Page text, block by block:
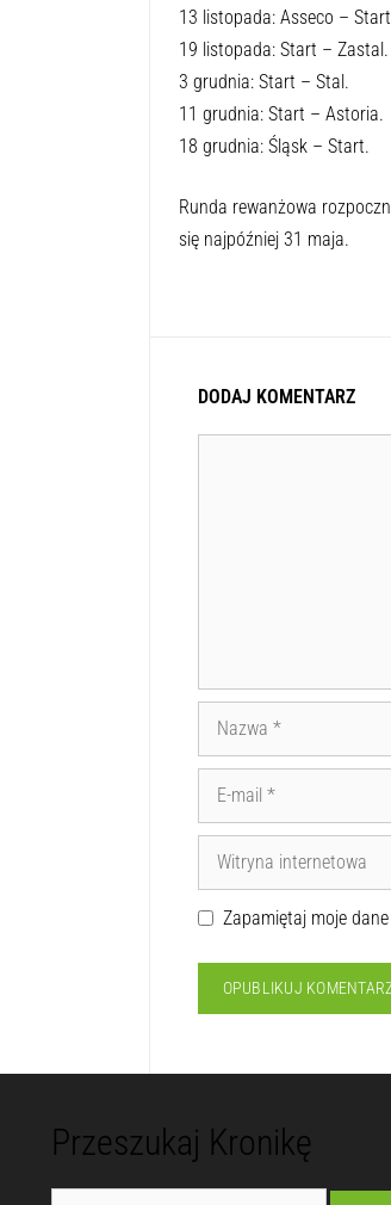
13 listopada: Asseco –
19 listopada: Start – Zastal.
3 grudnia: Start – Stal.
11 grudnia: Start – Astoria.
18 grudnia: Śląsk – Start.
Runda rewanżowa
się najpóźniej 31 maja.
DODAJ KOMENTARZ
Zapamiętaj moje
Przeszukaj Kronikę